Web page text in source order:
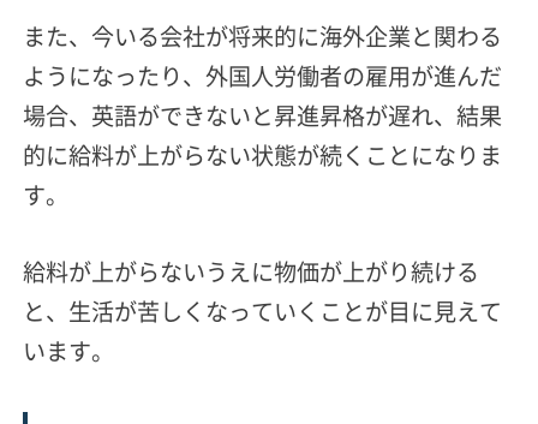
また、今いる会社が将来的に海外企業と関わる
ようになったり、外国人労働者の雇用が進んだ
場合、英語ができないと昇進昇格が遅れ、結果
的に給料が上がらない状態が続くことになりま
す。
給料が上がらないうえに物価が上がり続ける
と、生活が苦しくなっていくことが目に見えて
います。